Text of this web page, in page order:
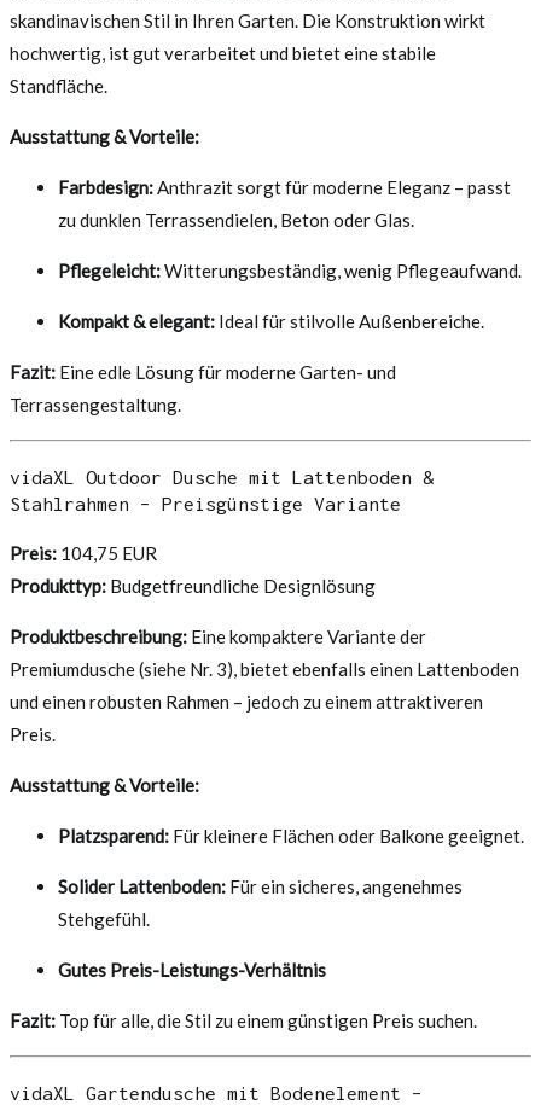
skandinavischen Stil in Ihren Garten. Die Konstruktion wirkt
hochwertig, ist gut verarbeitet und bietet eine stabile
Standfläche.
Ausstattung & Vorteile:
Farbdesign:Anthrazit sorgt für moderne Eleganz – passt
zu dunklen Terrassendielen, Beton oder Glas.
Pflegeleicht:Witterungsbeständig, wenig Pflegeaufwand.
Kompakt & elegant: Ideal für stilvolle Außenbereiche.
Fazit: Eine edle Lösung für moderne Garten- und
Terrassengestaltung.
vidaXL Outdoor Dusche mit Lattenboden &
Stahlrahmen – Preisgünstige Variante
Preis: 104,75 EUR
Produkttyp: Budgetfreundliche Designlösung
Produktbeschreibung: Eine kompaktere Variante der
Premiumdusche (siehe Nr. 3), bietet ebenfalls einen Lattenboden
und einen robusten Rahmen – jedoch zu einem attraktiveren
Preis.
Ausstattung & Vorteile:
Platzsparend: Für kleinere Flächen oder Balkone geeignet.
Solider Lattenboden: Für ein sicheres, angenehmes
Stehgefühl.
Gutes Preis-Leistungs-Verhältnis
Fazit: Top für alle, die Stil zu einem günstigen Preis suchen.
vidaXL Gartendusche mit Bodenelement –